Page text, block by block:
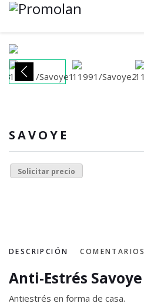
SAVOYE
Solicitar precio
DESCRIPCIÓN COMENTARIOS
Anti-Estrés Savoye
Antiestrés en forma de casa.